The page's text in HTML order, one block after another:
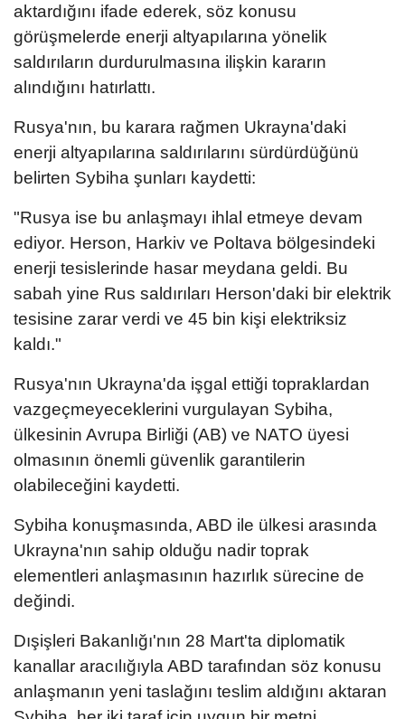
aktardığını ifade ederek, söz konusu
görüşmelerde enerji altyapılarına yönelik
saldırıların durdurulmasına ilişkin kararın
alındığını hatırlattı.
Rusya'nın, bu karara rağmen Ukrayna'daki
enerji altyapılarına saldırılarını sürdürdüğünü
belirten Sybiha şunları kaydetti:
"Rusya ise bu anlaşmayı ihlal etmeye devam
ediyor. Herson, Harkiv ve Poltava bölgesindeki
enerji tesislerinde hasar meydana geldi. Bu
sabah yine Rus saldırıları Herson'daki bir elektrik
tesisine zarar verdi ve 45 bin kişi elektriksiz
kaldı."
Rusya'nın Ukrayna'da işgal ettiği topraklardan
vazgeçmeyeceklerini vurgulayan Sybiha,
ülkesinin Avrupa Birliği (AB) ve NATO üyesi
olmasının önemli güvenlik garantilerin
olabileceğini kaydetti.
Sybiha konuşmasında, ABD ile ülkesi arasında
Ukrayna'nın sahip olduğu nadir toprak
elementleri anlaşmasının hazırlık sürecine de
değindi.
Dışişleri Bakanlığı'nın 28 Mart'ta diplomatik
kanallar aracılığıyla ABD tarafından söz konusu
anlaşmanın yeni taslağını teslim aldığını aktaran